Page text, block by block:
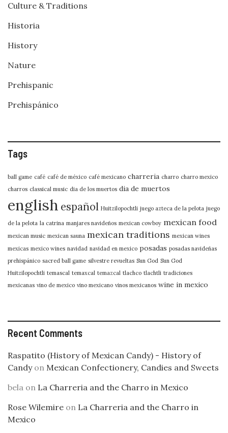
Culture & Traditions
Historia
History
Nature
Prehispanic
Prehispánico
Tags
ball game café café de méxico café mexicano charreria charro charro mexico
charros classical music dia de los muertos dia de muertos
english español Huitzilopochtli juego azteca de la pelota juego
de la pelota la catrina manjares navideños mexican cowboy mexican food
mexican music mexican sauna mexican traditions mexican wines
mexicas mexico wines navidad navidad en mexico posadas posadas navideñas
prehispánico sacred ball game silvestre revueltas Sun God Sun God
Huitzilopochtli temascal temaxcal temazcal tlachco tlachtli tradiciones
mexicanas vino de mexico vino mexicano vinos mexicanos wine in mexico
Recent Comments
Raspatito (History of Mexican Candy) - History of
Candyon Mexican Confectionery, Candies and Sweets
bela on La Charreria and the Charro in Mexico
Rose Wilemire on La Charreria and the Charro in
Mexico